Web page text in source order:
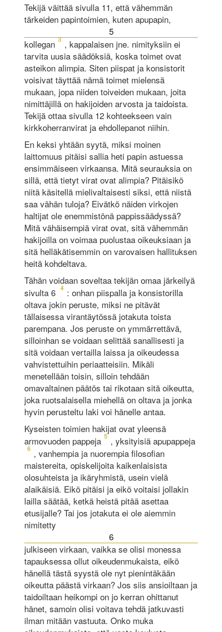
Tekijä väittää sivulla 11, että vähemmän
tärkeiden papintoimien, kuten apupapin,
5
kollegan 3 , kappalaisen jne. nimityksiin ei
tarvita uusia säädöksiä, koska toimet ovat
asteikon alimpia. Siten piispat ja konsistorit
voisivat täyttää nämä toimet mielensä
mukaan, jopa niiden toiveiden mukaan, joita
nimittäjillä on hakijoiden arvosta ja taidoista.
Tekijä ottaa sivulla 12 kohteekseen vain
kirkkoherranvirat ja ehdollepanot niihin.
En keksi yhtään syytä, miksi moinen
laittomuus pitäisi sallia heti papin astuessa
ensimmäiseen virkaansa. Mitä seurauksia on
sillä, että tietyt virat ovat alimpia? Pitäisikö
niitä käsitellä mielivaltaisesti siksi, että niistä
saa vähän tuloja? Eivätkö näiden virkojen
haltijat ole enemmistönä pappis­säädyssä?
Mitä vähäisempiä virat ovat, sitä vähemmän
hakijoilla on voimaa puolustaa oikeuksiaan ja
sitä helläkätisemmin on varovaisen hallituksen
heitä kohdeltava.
Tähän voidaan soveltaa tekijän omaa järkeilyä
sivulta 6 4 : onhan piispalla ja konsistorilla
oltava jokin peruste, miksi ne pitävät
tällaisessa virantäytössä jotakuta toista
parempana. Jos peruste on ymmärrettävä,
silloinhan se voidaan selittää sanallisesti ja
sitä voidaan vertailla laissa ja oikeudessa
vahvistettuihin periaatteisiin. Mikäli
menetellään toisin, silloin tehdään
omavaltainen päätös tai rikotaan sitä oikeutta,
joka ruotsalaisella miehellä on oltava ja jonka
hyvin perusteltu laki voi hänelle antaa.
Kyseisten toimien hakijat ovat yleensä
armovuoden pappeja 5 , yksityisiä apupappeja
6 , vanhempia ja nuorempia filosofian
maistereita, opiskelijoita kaikenlaisista
olosuhteista ja ikäryhmistä, usein vielä
alaikäisiä. Eikö pitäisi ja eikö voitaisi jollakin
lailla säätää, ketkä heistä pitää asettaa
etusijalle? Tai jos jotakuta ei ole aiemmin
nimitetty
6
julkiseen virkaan, vaikka se olisi monessa
tapauksessa ollut oikeudenmukaista, eikö
hänellä tästä syystä ole nyt pienintäkään
oikeutta päästä virkaan? Jos siis ansioiltaan ja
taidoiltaan heikompi on jo kerran ohittanut
hänet, samoin olisi voitava tehdä jatkuvasti
ilman mitään vastuuta. Onko muka